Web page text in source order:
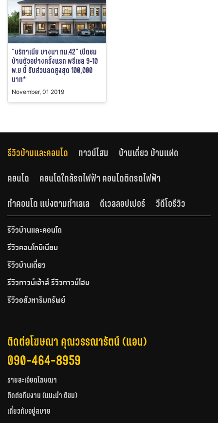
“บริทาเนีย บางนา กม.42” เปิดชม
บ้านตัวอย่างครั้งแรก พรีเซล 9-10
พ.ย นี้ รับส่วนลดสูงสุด 100,000
บาท*
November, 01 2019
รีวิวบ้านและคอนโด ทาวน์โฮม
บ้านเดี่ยว บ้านแฝด
คอนโด
คอนโดใกล้รถไฟฟ้า คอนโดติดรถไฟฟ้า
ทำคอนโด แบ่งตามทำเลเล
ดีเวลลอปเปอร์ วีดีโอรีวิว
รีวิวบ้านและคอนโด
รีวิวคอนโดมิเนียม
รีวิวบ้านเดี่ยว
รีวิวทาวน์เฮ้าส์ รีวิวทาวน์โฮม
รีวิวอสังหาริมทรัพย์
ติดต่อโฆษณา คุณวรรณารัตน์ (แอน)
090-464-8959
รายละเอียดโฆษณา
ติดต่อทีมงาน (แนะนำ ติชม)
เกี่ยวกับอยู่สบาย